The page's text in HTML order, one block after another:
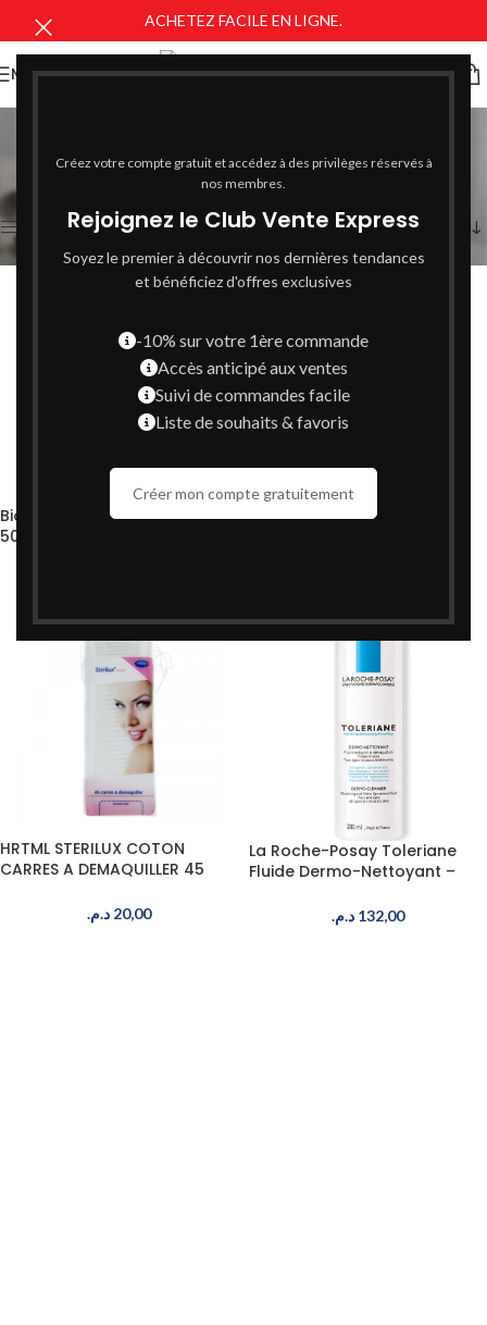
Créez votre compte gratuit et accédez à des privilèges réservés à
nos membres.
Rejoignez le Club Vente Express
Soyez le premier à découvrir nos dernières tendances
et bénéficiez d'offres exclusives
-10% sur votre 1ère commande
Accès anticipé aux ventes
Suivi de commandes facile
Liste de souhaits & favoris
Créer mon compte gratuitement
ACHETEZ FACILE EN LIGNE.
MENU
Catégories
Afficher la barre latérale
Bioderma – Sébium H2O –
500 ml
BIODERMA SENSIBIO H2O 500
HRTML STERILUX COTON
CARRES A DEMAQUILLER 45
20,00 د.م.
La Roche-Posay Toleriane
Fluide Dermo-Nettoyant –
132,00 د.م.